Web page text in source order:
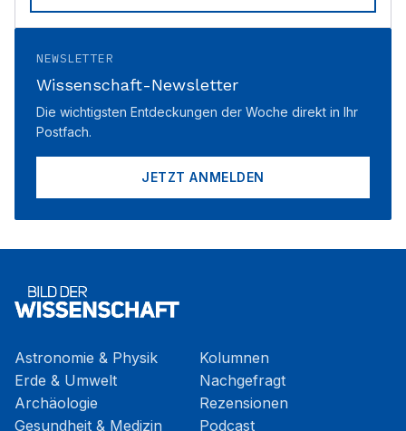
NEWSLETTER
Wissenschaft-Newsletter
Die wichtigsten Entdeckungen der Woche direkt in Ihr
Postfach.
JETZT ANMELDEN
Astronomie & Physik
Erde & Umwelt
Archäologie
Gesundheit & Medizin
Kolumnen
Nachgefragt
Rezensionen
Podcast